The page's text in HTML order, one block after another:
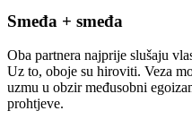
Smeđa + smeđa
Oba partnera najprije slušaju
Uz to, oboje su hiroviti. Veza
uzmu u obzir međusobni
prohtjeve.